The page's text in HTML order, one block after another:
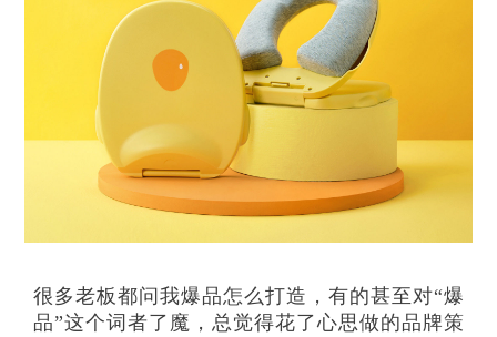
很多老板都问我爆品怎么打造，有的甚至对“爆
品”这个词者了魔，总觉得花了心思做的品牌策